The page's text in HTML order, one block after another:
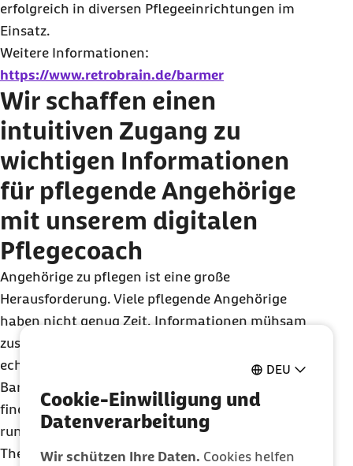
DEU
Cookie-Einwilligung und
Datenverarbeitung
Wir schützen Ihre Daten. Cookies helfen
erfolgreich in diversen Pflegeeinrichtungen im
Einsatz.
Weitere Informationen:
https://www.retrobrain.de/barmer
Wir schaffen einen
intuitiven Zugang zu
wichtigen Informationen
für pflegende Angehörige
mit unserem digitalen
Pflegecoach
Angehörige zu pflegen ist eine große
Herausforderung. Viele pflegende Angehörige
haben nicht genug Zeit, Informationen mühsam
zusammenzusuchen, obwohl diese manchmal eine
echte Hilfe im Pflegealltag sein können. Der
Barmer Pflege coach
löst dieses Problem. Denn hier
finden Pflegende auf einer digitalen Plattform
rund um die Uhr hilfreiche Informationen zum
Thema Pflege. Übersichtlich, prägnant,